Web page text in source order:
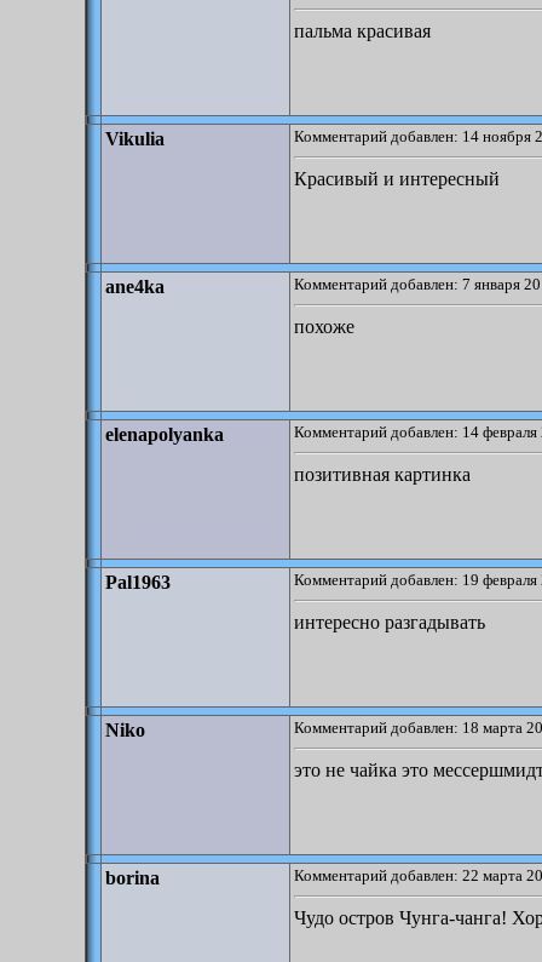
пальма красивая
Vikulia Комментарий добавлен: 14 ноября
Красивый и интересный
ane4ka Комментарий добавлен: 7 января
похоже
elenapolyanka Комментарий добавлен: 14
позитивная картинка
Pal1963 Комментарий добавлен: 19
интересно разгадывать
Niko Комментарий добавлен: 18 марта
это не чайка это
borina Комментарий добавлен: 22 марта
Чудо остров Чунга-чанга!